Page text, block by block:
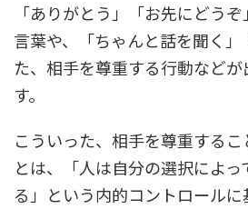
「ありがとう」「お先にどう
言葉や、「ちゃんと話を聞く
た、相手を尊重する行動など
す。
こういった、相手を尊重する
とは、「人は自分の選択によ
る」という内的コントロール